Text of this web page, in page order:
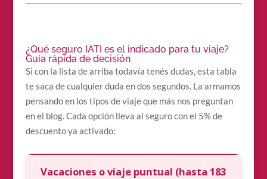
¿Qué seguro IATI es el indicado para tu viaje?
Guía rápida de decisión
Si con la lista de arriba todavía tenés dudas, esta tabla
te saca de cualquier duda en dos segundos. La armamos
pensando en los tipos de viaje que más nos preguntan
en el blog. Cada opción lleva al seguro con el 5% de
descuento ya activado:
Vacaciones o viaje puntual (hasta 183